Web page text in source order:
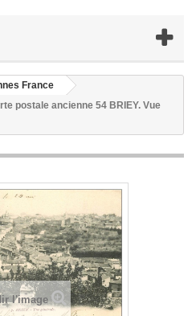
France
postale ancienne 54 BRIEY. Vue
l'image